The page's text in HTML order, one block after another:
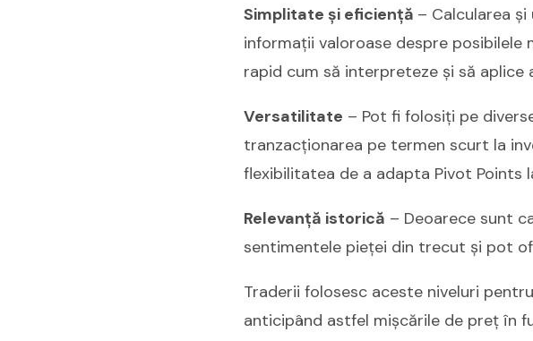
Simplitate și eficiență – Calcularea
informații valoroase despre
rapid cum să interpreteze și să
Versatilitate – Pot fi folosiți pe
tranzacționarea pe termen scurt la
flexibilitatea de a adapta Pivot
Relevanță istorică – Deoarece sunt
sentimentele pieței din trecut și pot
Traderii folosesc aceste niveluri
anticipând astfel mișcările de preț în